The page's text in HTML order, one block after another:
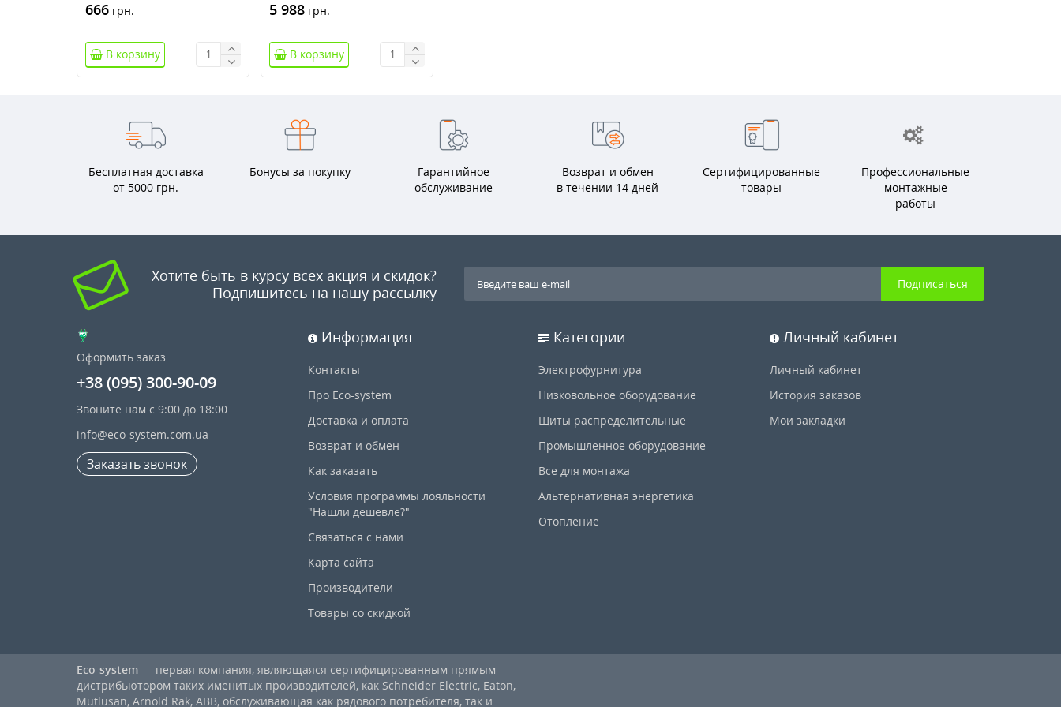
666 грн.
В корзину
5 988 грн.
В корзину
Бесплатная доставка
от 5000 грн.
Бонусы за покупку
Гарантийное
обслуживание
Возврат и обмен
в течении 14 дней
Сертифицированные
товары
Профессиональные
монтажные
работы
Хотите быть в курсу всех акция и скидок?
Подпишитесь на нашу рассылку
Подписаться
Оформить заказ
+38 (095) 300-90-09
Звоните нам с 9:00 до 18:00
info@eco-system.com.ua
Заказать звонок
Информация
Контакты
Про Eco-system
Доставка и оплата
Возврат и обмен
Как заказать
Условия программы лояльности
"Нашли дешевле?"
Связаться с нами
Карта сайта
Производители
Товары со скидкой
Категории
Электрофурнитура
Низковольное оборудование
Щиты распределительные
Промышленное оборудование
Все для монтажа
Альтернативная энергетика
Отопление
Личный кабинет
Личный кабинет
История заказов
Мои закладки
Eco-system — первая компания, являющаяся сертифицированным прямым
дистрибьютором таких именитых производителей, как Schneider Electric, Eaton,
Mutlusan, Arnold Rak, ABB, обслуживающая как рядового потребителя, так и